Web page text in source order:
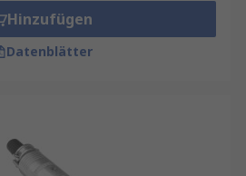
Hinzufügen
Datenblätter